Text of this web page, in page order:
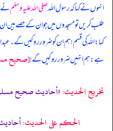
انہوں نے کہا کہ رسول اللہصلی اللہ علیہ وسلمنے
طلب کریں تو مسجدوں میں جو ان کے حصے
کہا: اللہ کی قسم! ہم ان کو ضرور روکیں گے۔
ہے: ہم انہیں ضرور روکیں گے![صحيح
تخریج الحدیث:«أحاديث صحيح
الحكم على الحديث: